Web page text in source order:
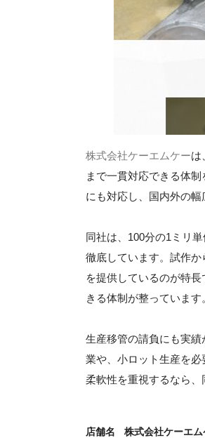
株式会社ケーエムケーは
まで一貫対応できる体
にも対応し、国内外の幅
同社は、100分の1ミリ
徹底しています。試作
を提供しているのが特
きる体制が整っています
生産移管の請負にも実
業や、小ロット生産を
柔軟性を重視するなら、
店舗名 株式会社ケーエム